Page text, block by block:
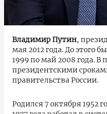
Владимир Путин,
мая 2012 года. До этого
1999 по май 2008 года.
президентскими
правительства России.
Родился 7 октября 1952